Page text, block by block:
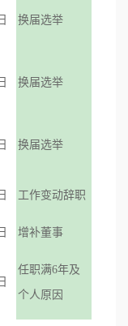
换届选举
换届选举
换届选举
工作变动辞职
增补董事
任职满6年及
个人原因